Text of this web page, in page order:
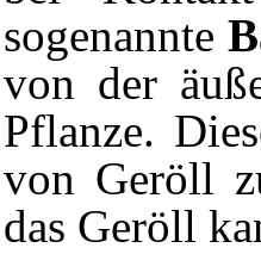
sogenannte
von der
Pflanze.
von Geröll
das Geröll